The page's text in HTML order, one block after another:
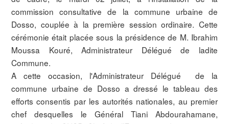
commission consultative de la commune urbaine de
Dosso, couplée à la première session ordinaire. Cette
cérémonie était placée sous la présidence de M. Ibrahim
Moussa Kouré, Administrateur Délégué de ladite
Commune.
A cette occasion, l'Administrateur Délégué de la
commune urbaine de Dosso a dressé le tableau des
efforts consentis par les autorités nationales, au premier
chef desquelles le Général Tiani Abdourahamane,